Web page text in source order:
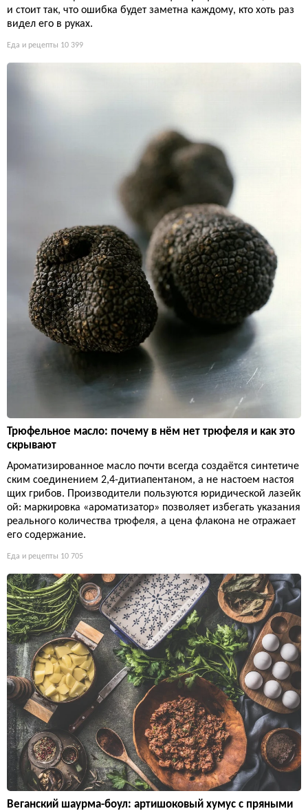
и стоит так, что ошибка будет заметна каждому, кто хоть раз
видел его в руках.
Еда и рецепты 10 399
Трюфельное масло: почему в нём нет трюфеля и как это
скрывают
Ароматизированное масло почти всегда создаётся синтетиче
ским соединением 2,4-дитиапентаном, а не настоем настоя
щих грибов. Производители пользуются юридической лазейк
ой: маркировка «ароматизатор» позволяет избегать указания
реального количества трюфеля, а цена флакона не отражает
его содержание.
Еда и рецепты 10 705
Веганский шаурма-боул: артишоковый хумус с пряными